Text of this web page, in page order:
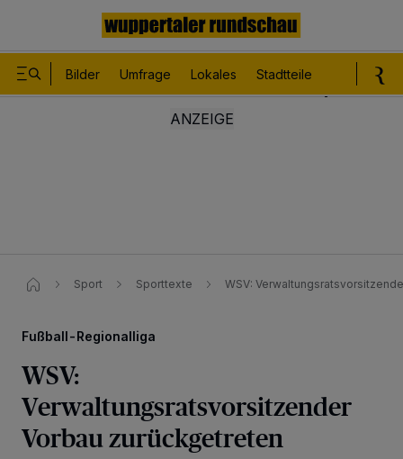
Bilder Umfrage Lokales Stadtteile
Sport Sporttexte WSV:
Fußball-Regionalliga
WSV:
Verwaltungsratsvorsitzender
Vorbau zurückgetreten